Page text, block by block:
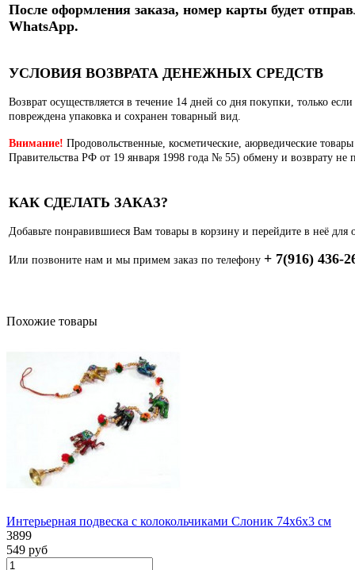
После оформления заказа, номер карты будет
WhatsApp.
УСЛОВИЯ ВОЗВРАТА ДЕНЕЖНЫХ СРЕДСТВ
Возврат осуществляется в течение 14 дней со дня покупки, только
повреждена упаковка и сохранен товарный вид.
Внимание! Продовольственные, косметические, аюрведические
Правительства РФ от 19 января 1998 года № 55) обмену и возврату не
КАК СДЕЛАТЬ ЗАКАЗ?
Добавьте понравившиеся Вам товары в корзину и перейдите в неё для
Или позвоните нам и мы примем заказ по телефону + 7(916) 436-
Похожие товары
Интерьерная подвеска с колокольчиками Слоник 74х6х3 см
3899
549 руб